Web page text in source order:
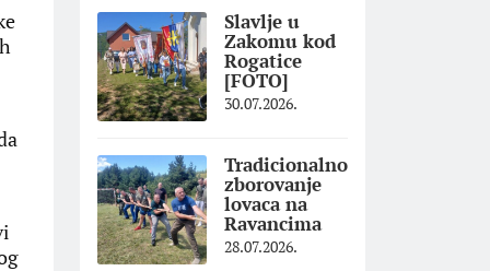
Slavlje u
Zakomu kod
Rogatice
[FOTO]
30.07.2026.
Tradicionalno
zborovanje
lovaca na
Ravancima
28.07.2026.